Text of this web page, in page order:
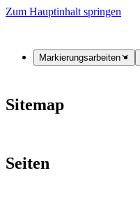
Zum Hauptinhalt springen
Markierungsarbeiten
Sitemap
Seiten